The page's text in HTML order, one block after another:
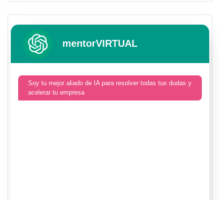
mentorVIRTUAL
Soy tu mejor aliado de IA para resolver todas tus dudas y
acelerar tu empresa